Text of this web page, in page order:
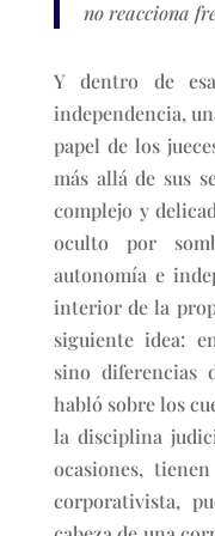
no reacciona
Y dentro de
independencia,
papel de los
más allá de sus
complejo y
oculto por
autonomía e
interior de la
siguiente idea:
sino diferencias
habló sobre los
la disciplina
ocasiones,
corporativista,